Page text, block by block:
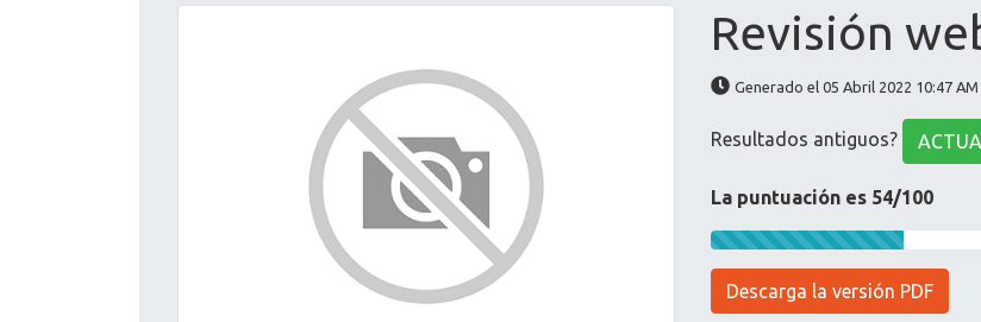
Revisión
Generado el 05 Abril 2022 10:47 AM
Resultados antiguos?
La puntuación es 54/100
Descarga la versión PDF